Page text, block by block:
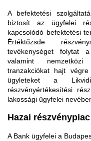
A befektetési
biztosít az ügyfelei
kapcsolódó befektetési
Értéktőzsde
tevékenységet folytat
valamint
tranzakciókat hajt
ügyleteket a
részvényértékesítési
lakossági ügyfelei
Hazai részvénypiac
A Bank ügyfelei a